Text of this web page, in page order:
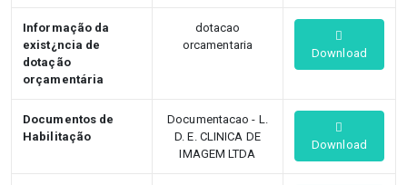
Informação da
exist¿ncia de
dotação
orçamentária
dotacao
orcamentaria
Download
Documentos de
Habilitação
Documentacao - L.
D. E. CLINICA DE
IMAGEM LTDA
Download